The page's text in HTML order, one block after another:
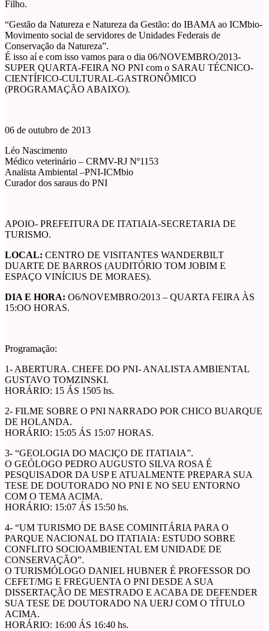
Filho.
“Gestão da Natureza e Natureza da Gestão: do IBAMA ao ICMbio-
Movimento social de servidores de Unidades Federais de
Conservação da Natureza”.
É isso aí e com isso vamos para o dia 06/NOVEMBRO/2013-
SUPER QUARTA-FEIRA NO PNI com o SARAU TÉCNICO-
CIENTÍFICO-CULTURAL-GASTRONÔMICO
(PROGRAMAÇÃO ABAIXO).
06 de outubro de 2013
Léo Nascimento
Médico veterinário – CRMV-RJ Nº1153
Analista Ambiental –PNI-ICMbio
Curador dos saraus do PNI
APOIO- PREFEITURA DE ITATIAIA-SECRETARIA DE
TURISMO.
LOCAL: CENTRO DE VISITANTES WANDERBILT
DUARTE DE BARROS (AUDITÓRIO TOM JOBIM E
ESPAÇO VINÍCIUS DE MORAES).
DIA E HORA: O6/NOVEMBRO/2013 – QUARTA FEIRA ÀS
15:OO HORAS.
Programação:
1- ABERTURA. CHEFE DO PNI- ANALISTA AMBIENTAL
GUSTAVO TOMZINSKI.
HORÁRIO: 15 ÁS 1505 hs.
2- FILME SOBRE O PNI NARRADO POR CHICO BUARQUE
DE HOLANDA.
HORÁRIO: 15:05 ÁS 15:07 HORAS.
3- “GEOLOGIA DO MACIÇO DE ITATIAIA”.
O GEÓLOGO PEDRO AUGUSTO SILVA ROSA É
PESQUISADOR DA USP E ATUALMENTE PREPARA SUA
TESE DE DOUTORADO NO PNI E NO SEU ENTORNO
COM O TEMA ACIMA.
HORÁRIO: 15:07 ÁS 15:50 hs.
4- “UM TURISMO DE BASE COMINITÁRIA PARA O
PARQUE NACIONAL DO ITATIAIA: ESTUDO SOBRE
CONFLITO SOCIOAMBIENTAL EM UNIDADE DE
CONSERVAÇÃO”.
O TURISMÓLOGO DANIEL HUBNER É PROFESSOR DO
CEFET/MG E FREGUENTA O PNI DESDE A SUA
DISSERTAÇÃO DE MESTRADO E ACABA DE DEFENDER
SUA TESE DE DOUTORADO NA UERJ COM O TÍTULO
ACIMA.
HORÁRIO: 16:00 ÁS 16:40 hs.